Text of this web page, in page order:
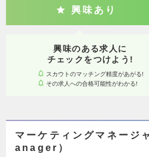
興味あり
興味のある求人に
チェックをつけよう!
スカウトのマッチング精度があがる!
その求人への合格可能性がわかる!
マーケティングマネー
anager）